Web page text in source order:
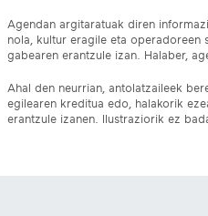
Agendan argitaratuak diren
nola, kultur eragile eta operadoreen
gabearen erantzule izan. Halaber,
Ahal den neurrian, antolatzaileek
egilearen kreditua edo, halakorik
erantzule izanen. Ilustraziorik ez